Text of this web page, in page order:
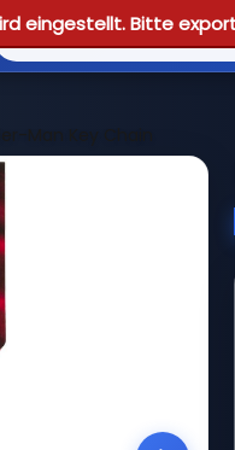
eingestellt. Bitte
Man Key Chain